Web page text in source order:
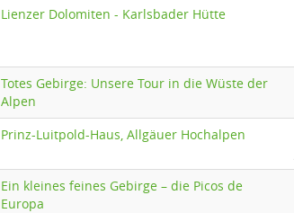
Lienzer Dolomiten - Karlsbader Hütte
Totes Gebirge: Unsere Tour in die Wüste der
Alpen
Prinz-Luitpold-Haus, Allgäuer Hochalpen
Ein kleines feines Gebirge – die Picos de
Europa